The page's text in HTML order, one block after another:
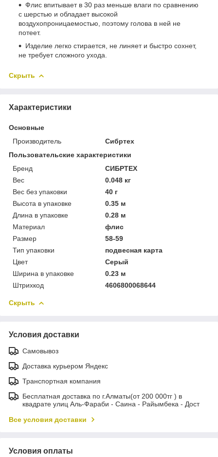
Флис впитывает в 30 раз меньше влаги по сравнению
с шерстью и обладает высокой
воздухопроницаемостью, поэтому голова в ней не
потеет.
Изделие легко стирается, не линяет и быстро сохнет,
не требует сложного ухода.
Скрыть
Характеристики
Основные
Производитель
Сибртех
Пользовательские характеристики
Бренд
СИБРТЕХ
Вес
0.048 кг
Вес без упаковки
40 г
Высота в упаковке
0.35 м
Длина в упаковке
0.28 м
Материал
флис
Размер
58-59
Тип упаковки
подвесная карта
Цвет
Серый
Ширина в упаковке
0.23 м
Штрихкод
4606800068644
Скрыть
Условия доставки
Самовывоз
Доставка курьером Яндекс
Транспортная компания
Бесплатная доставка по г.Алматы(от 200 000тг ) в
квадрате улиц Аль-Фараби - Саина - Райымбека - Дост
Все условия доставки
Условия оплаты